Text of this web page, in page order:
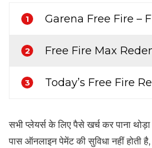
1 Garena Free Fire –
2 Free Fire Max
3 Today’s Free Fire
सभी प्लेयर्स के लिए पैसे खर्च कर पाना
पास ऑनलाइन पेमेंट की सुविधा नहीं